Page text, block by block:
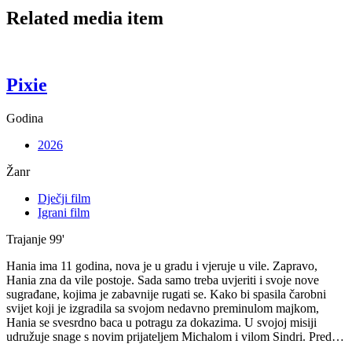
Related media item
Pixie
Godina
2026
Žanr
Dječji film
Igrani film
Trajanje 99'
Hania ima 11 godina, nova je u gradu i vjeruje u vile. Zapravo,
Hania zna da vile postoje. Sada samo treba uvjeriti i svoje nove
sugrađane, kojima je zabavnije rugati se. Kako bi spasila čarobni
svijet koji je izgradila sa svojom nedavno preminulom majkom,
Hania se svesrdno baca u potragu za dokazima. U svojoj misiji
udružuje snage s novim prijateljem Michalom i vilom Sindri. Pred…